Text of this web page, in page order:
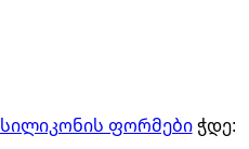
სილიკონის ფორმები ჭდე: